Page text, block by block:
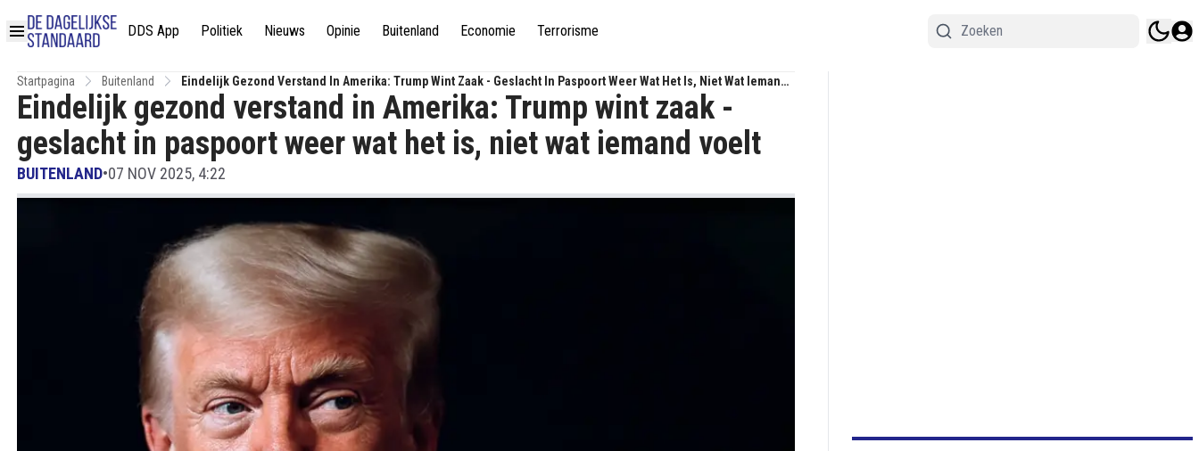
DDS App Politiek Nieuws Opinie Buitenland Economie Terrorisme
Startpagina Buitenland
Eindelijk Gezond Verstand In Amerika: Trump Wint Zaak - Geslacht In Paspoort Weer Wat Het Is, Niet Wat Iemand
Voelt
Eindelijk gezond verstand in Amerika: Trump wint zaak -
geslacht in paspoort weer wat het is, niet wat iemand voelt
BUITENLAND•07 NOV 2025, 4:22